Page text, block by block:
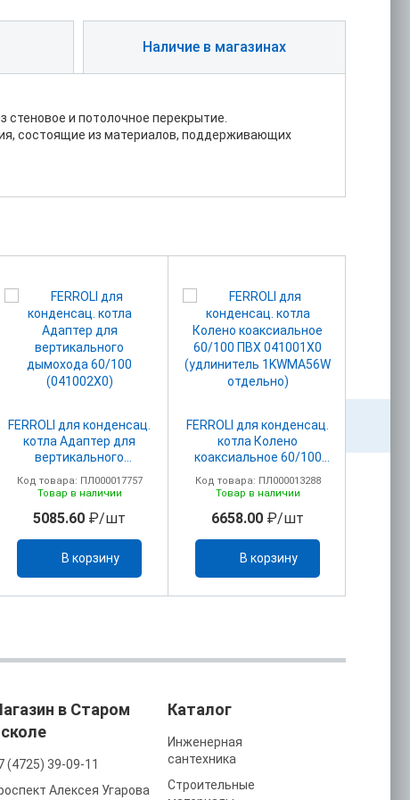
Наличие в магазинах
и потолочное перекрытие.
состоящие из материалов, поддерживающих
FERROLI для конденсац.
котла Адаптер для
вертикального
(041002X0)
Код товара: ПЛ000017757
Товар в наличии
5085.60 ₽/шт
В корзину
FERROLI для конденсац.
котла Колено
коаксиальное 60/100
(удлинитель 1KWMA56W
Код товара: ПЛ000013288
Товар в наличии
6658.00 ₽/шт
В корзину
в Старом
(4725) 39-09-11
Алексея Угарова
Каталог
Инженерная
сантехника
Строительные